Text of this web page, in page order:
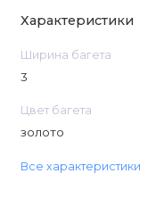
Характеристики
Ширина багета
3
Цвет багета
золото
Все характеристики